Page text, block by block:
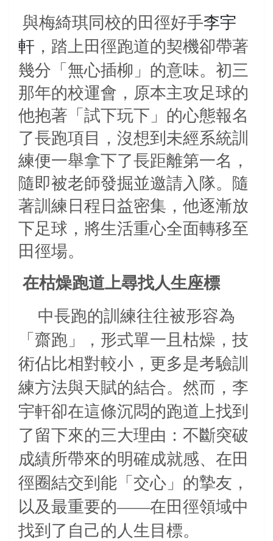
與梅綺琪同校的田徑好手李宇
軒 ，踏上田徑跑道的契機卻帶著
幾分「無心插柳」的意味。初三
那年的校運會，原本主攻足球的
他抱著「試下玩下」的心態報名
了長跑項目，沒想到未經系統訓
練便一舉拿下了長距離第一名，
隨即被老師發掘並邀請入隊。隨
著訓練日程日益密集，他逐漸放
下足球，將生活重心全面轉移至
田徑場。
在枯燥跑道上尋找人生座標
中長跑的訓練往往被形容為
「齋跑」，形式單一且枯燥，技
術佔比相對較小，更多是考驗訓
練方法與天賦的結合。然而，李
宇軒卻在這條沉悶的跑道上找到
了留下來的三大理由：不斷突破
成績所帶來的明確成就感、在田
徑圈結交到能「交心」的摯友，
以及最重要的——在田徑領域中
找到了自己的人生目標。